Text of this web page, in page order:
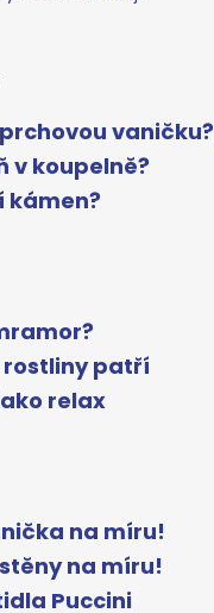
vaničku?
v koupelně?
kámen?
rostliny patří
relax
na míru!
na míru!
Puccini